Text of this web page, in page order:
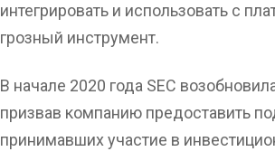
интегрировать и использовать с
грозный инструмент.
В начале 2020 года SEC
призвав компанию предоставить
принимавших участие в